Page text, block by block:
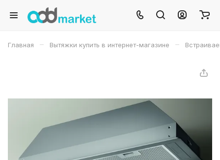
Главная – Вытяжки купить в интернет-магазине –